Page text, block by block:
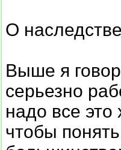
О
Выше я
серьезно
надо все это
чтобы